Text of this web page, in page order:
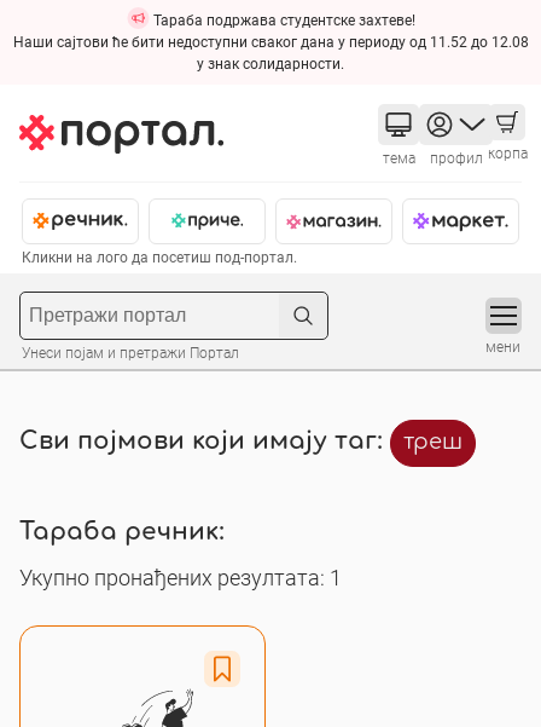
Тараба подржава студентске захтеве!
Наши сајтови ће бити недоступни сваког дана у периоду од 11.52 до 12.08
у знак солидарности.
тема профил корпа
Кликни на лого да посетиш под-портал.
Унеси појам и претражи Портал мени
Сви појмови који имају таг: треш
Тараба речник:
Укупно пронађених резултата: 1